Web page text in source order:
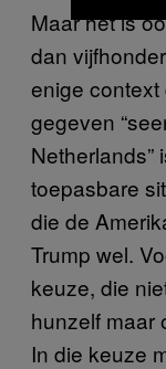
Maar het is
dan
enige
gegeven
Netherlands”
toepasbare
die de
Trump wel.
keuze, die
hunzelf maar
In die keuze